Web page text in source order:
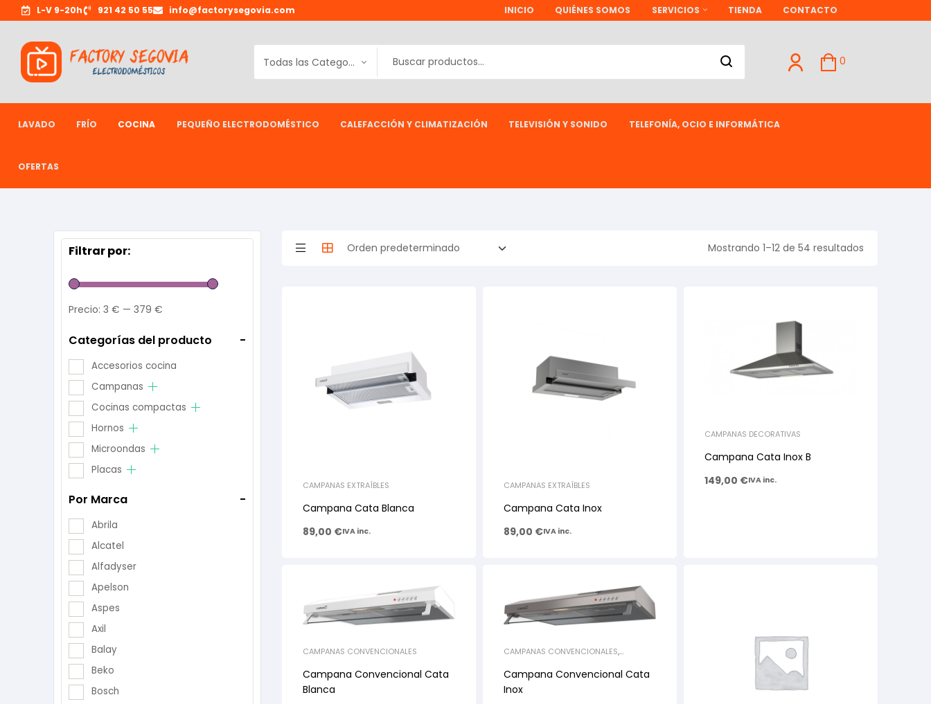
L-V 9-20h 921 42 50 55 info@factorysegovia.com INICIO QUIÉNES SOMOS SERVICIOS TIENDA CONTACTO
Todas las Categorías 0
LAVADO FRÍO COCINA PEQUEÑO ELECTRODOMÉSTICO CALEFACCIÓN Y CLIMATIZACIÓN TELEVISIÓN Y SONIDO TELEFONÍA, OCIO E INFORMÁTICA
OFERTAS
Mostrando 1–12 de 54 resultados
CAMPANAS EXTRAÍBLES
Campana Cata Blanca
89,00 €IVA inc.
CAMPANAS EXTRAÍBLES
Campana Cata Inox
89,00 €IVA inc.
CAMPANAS DECORATIVAS
Campana Cata Inox B
149,00 €IVA inc.
CAMPANAS CONVENCIONALES
Campana Convencional Cata
Blanca
CAMPANAS CONVENCIONALES,
Campana Convencional Cata
Inox
Filtrar por:
Precio: 3 € — 379 €
Categorías del producto -
Accesorios cocina
Campanas
Cocinas compactas
Hornos
Microondas
Placas
Por Marca -
Abrila
Alcatel
Alfadyser
Apelson
Aspes
Axil
Balay
Beko
Bosch